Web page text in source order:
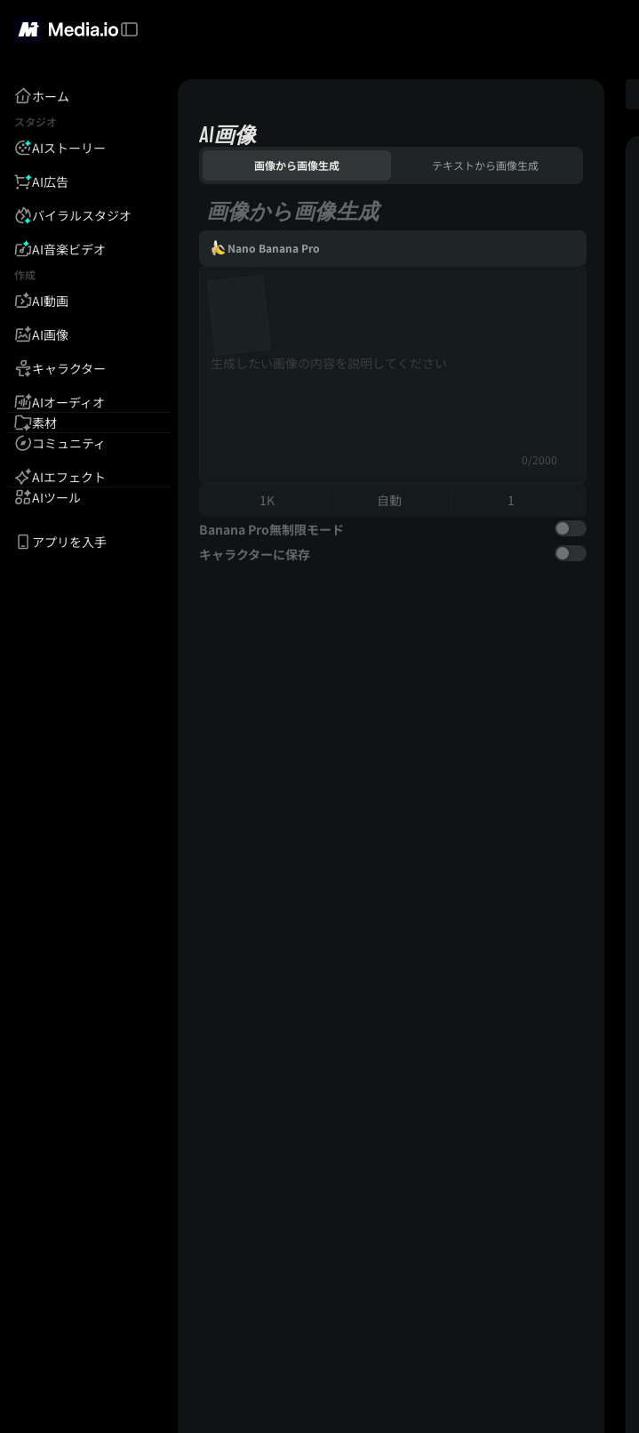
ホーム
スタジオ
AIストーリー
AI広告
バイラルスタジオ
AI音楽ビデオ
作成
AI動画
AI画像
キャラクター
AIオーディオ
素材
コミュニティ
AIエフェクト
AIツール
アプリを入手
AI画像
画像から画像生成 テキストから画像生成
画像から画像生成
Nano Banana Pro
0/2000
1K 自動
1
Banana Pro無制限モード
キャラクターに保存